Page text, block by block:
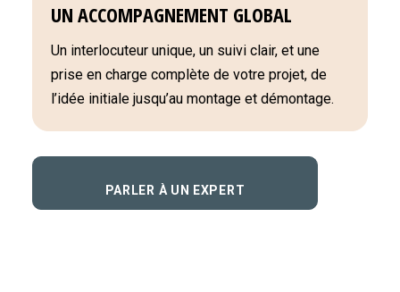
UN ACCOMPAGNEMENT GLOBAL
Un interlocuteur unique, un suivi clair, et une
prise en charge complète de votre projet, de
l’idée initiale jusqu’au montage et démontage.
PARLER À UN EXPERT